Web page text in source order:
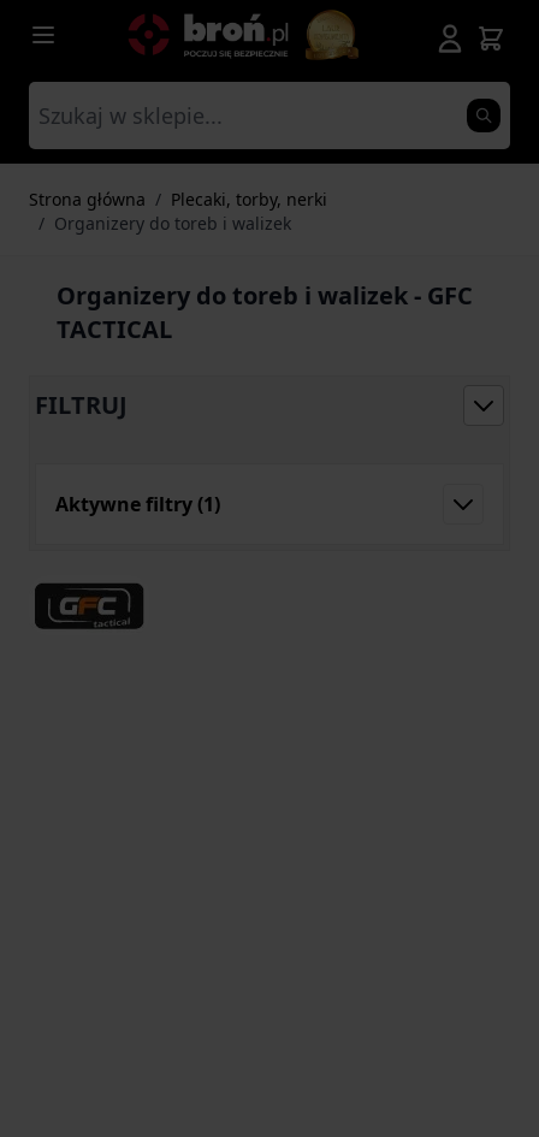
Przejdź do treści
Strona główna / Plecaki, torby, nerki
/ Organizery do toreb i walizek
Organizery do toreb i walizek - GFC
TACTICAL
FILTRUJ
Aktywne filtry (1)